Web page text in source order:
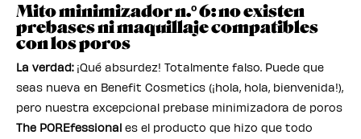
Mito minimizador n.º 6: no existen
prebases ni maquillaje compatibles
con los poros
La verdad:¡Qué absurdez! Totalmente falso. Puede que
seas nueva en Benefit Cosmetics (¡hola, hola, bienvenida!),
pero nuestra excepcional prebase minimizadora de poros
The POREfessional es el producto que hizo que todo